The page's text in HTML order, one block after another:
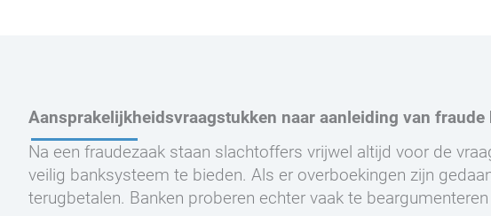
Aansprakelijkheidsvraagstukken naar aanleiding van fraude
Na een fraudezaak staan slachtoffers vrijwel altijd voor de
veilig banksysteem te bieden. Als er overboekingen zijn
terugbetalen. Banken proberen echter vaak te